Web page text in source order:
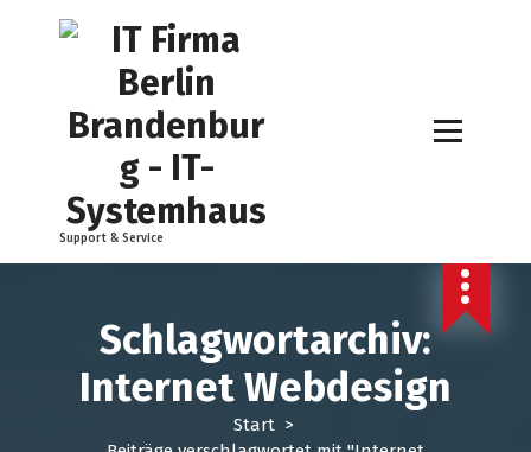
Support & Service
Schlagwortarchiv:
Internet Webdesign
Start>